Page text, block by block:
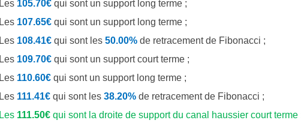
Les 105.70€ qui sont un support long terme ;
Les 107.65€ qui sont un support long terme ;
Les 108.41€ qui sont les 50.00% de retracement de Fibonacci ;
Les 109.70€ qui sont un support court terme ;
Les 110.60€ qui sont un support long terme ;
Les 111.41€ qui sont les 38.20% de retracement de Fibonacci ;
Les 111.50€ qui sont la droite de support du canal haussier court terme